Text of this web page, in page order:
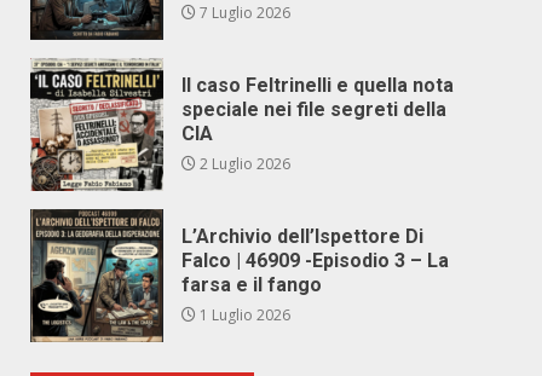
7 Luglio 2026
Il caso Feltrinelli e quella nota
speciale nei file segreti della
CIA
2 Luglio 2026
L’Archivio dell’Ispettore Di
Falco | 46909 -Episodio 3 – La
farsa e il fango
1 Luglio 2026